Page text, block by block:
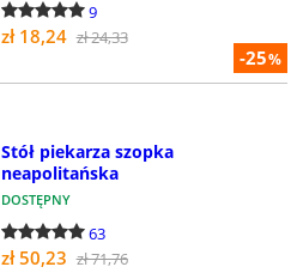
-25%
9
zł 18,24 zł 24,33
Stół piekarza szopka
neapolitańska
DOSTĘPNY
63
zł 50,23 zł 71,76